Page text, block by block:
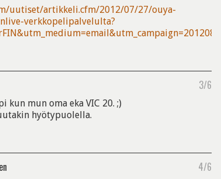
uutiset/artikkeli.cfm/2012/07/27/ouya-
verkkopelipalvelulta?
3/6
kun mun oma eka VIC 20. ;)
hyötypuolella.
4/6